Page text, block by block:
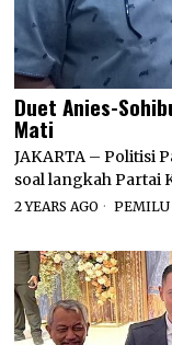
Duet Anies-
Mati
JAKARTA – Politisi
soal langkah Partai
2 YEARS AGO PEMILU